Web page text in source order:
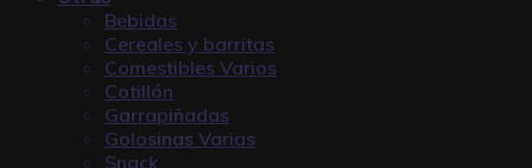
Bebidas
Cereales y barritas
Comestibles Varios
Cotillón
Garrapiñadas
Golosinas Varias
Snack